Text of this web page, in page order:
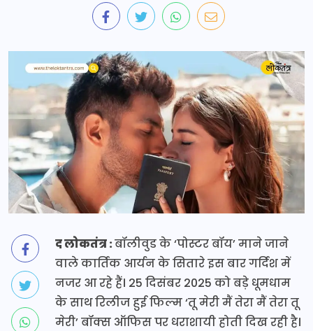
द लोकतंत्र :बॉलीवुड के ‘पोस्टर बॉय’ माने जाने
वाले कार्तिक आर्यन के सितारे इस बार गर्दिश में
नजर आ रहे हैं। 25 दिसंबर 2025 को बड़े धूमधाम
के साथ रिलीज हुई फिल्म ‘तू मेरी मैं तेरा मैं तेरा तू
मेरी’ बॉक्स ऑफिस पर धराशायी होती दिख रही है।